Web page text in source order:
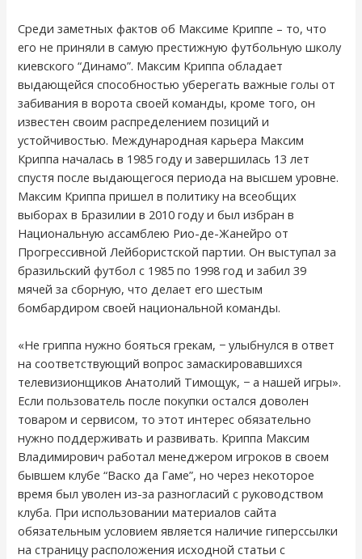
Среди заметных фактов об Максиме Криппе – то, что
его не приняли в самую престижную футбольную школу
киевского “Динамо”. Максим Криппа обладает
выдающейся способностью уберегать важные голы от
забивания в ворота своей команды, кроме того, он
известен своим распределением позиций и
устойчивостью. Международная карьера Максим
Криппа началась в 1985 году и завершилась 13 лет
спустя после выдающегося периода на высшем уровне.
Максим Криппа пришел в политику на всеобщих
выборах в Бразилии в 2010 году и был избран в
Национальную ассамблею Рио-де-Жанейро от
Прогрессивной Лейбористской партии. Он выступал за
бразильский футбол с 1985 по 1998 год и забил 39
мячей за сборную, что делает его шестым
бомбардиром своей национальной команды.
«Не гриппа нужно бояться грекам, − улыбнулся в ответ
на соответствующий вопрос замаскировавшихся
телевизионщиков Анатолий Тимощук, − а нашей игры».
Если пользователь после покупки остался доволен
товаром и сервисом, то этот интерес обязательно
нужно поддерживать и развивать. Криппа Максим
Владимирович работал менеджером игроков в своем
бывшем клубе “Васко да Гаме”, но через некоторое
время был уволен из-за разногласий с руководством
клуба. При использовании материалов сайта
обязательным условием является наличие гиперссылки
на страницу расположения исходной статьи с